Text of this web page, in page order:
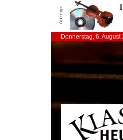
Anzeige
Donnerstag, 6. August